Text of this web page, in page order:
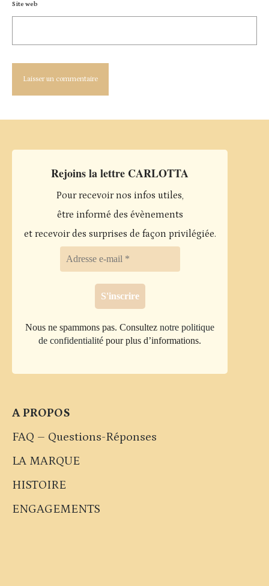
Site web
Rejoins la lettre CARLOTTA
Pour recevoir nos infos utiles,
être informé des évènements
et recevoir des surprises de façon privilégiée.
Nous ne spammons pas. Consulteznotre politique
de confidentialité pour plus d’informations.
A PROPOS
FAQ – Questions-Réponses
LA MARQUE
HISTOIRE
ENGAGEMENTS